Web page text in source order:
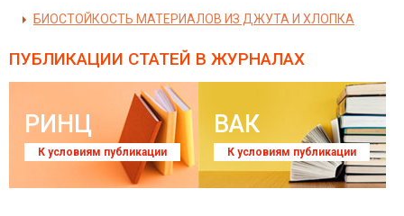
БИОСТОЙКОСТЬ МАТЕРИАЛОВ ИЗ ДЖУТА И ХЛОПКА
ПУБЛИКАЦИИ СТАТЕЙ В ЖУРНАЛАХ
РИНЦ
К условиям публикации
ВАК
К условиям публикации